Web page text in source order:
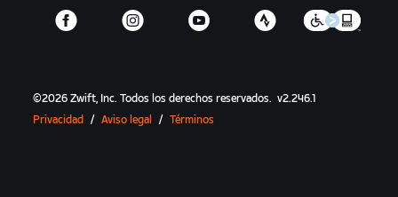
©2026 Zwift, Inc.Todos los derechos reservados. v2.246.1
Privacidad
/ Aviso legal / Términos